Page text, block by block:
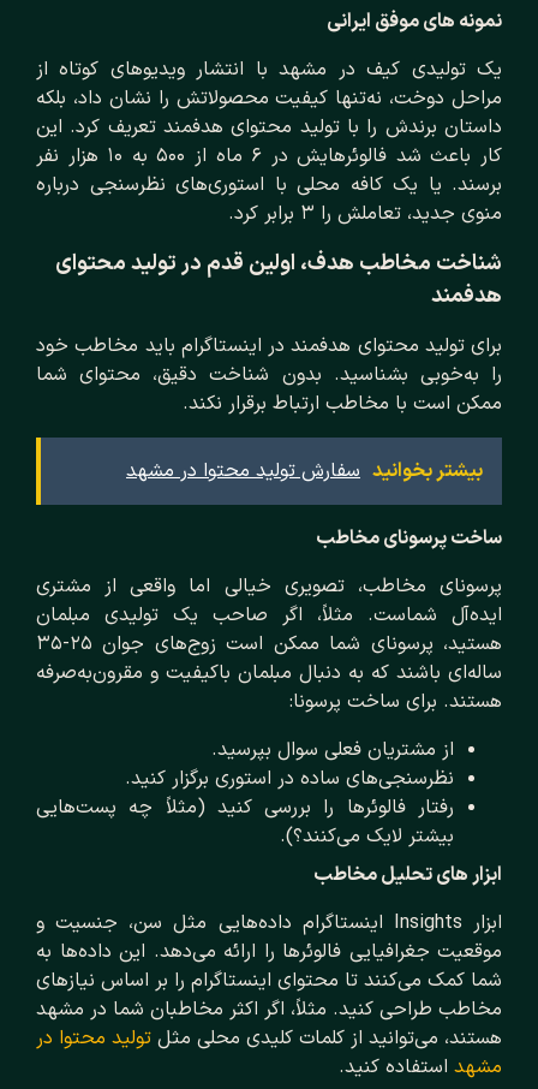
نمونه‌ های موفق ایرانی
یک تولیدی کیف در مشهد با انتشار ویدیوهای کوتاه از
مراحل دوخت، نه‌تنها کیفیت محصولاتش را نشان داد، بلکه
داستان برندش را با تولید محتوای هدفمند تعریف کرد. این
کار باعث شد فالوئرهایش در ۶ ماه از ۵۰۰ به ۱۰ هزار نفر
برسند. یا یک کافه محلی با استوری‌های نظرسنجی درباره
منوی جدید، تعاملش را ۳ برابر کرد.
شناخت مخاطب هدف، اولین قدم در تولید محتوای
هدفمند
برای تولید محتوای هدفمند در اینستاگرام باید مخاطب خود
را به‌خوبی بشناسید. بدون شناخت دقیق، محتوای شما
ممکن است با مخاطب ارتباط برقرار نکند.
بیشتر بخوانید سفارش تولید محتوا در مشهد
ساخت پرسونای مخاطب
پرسونای مخاطب، تصویری خیالی اما واقعی از مشتری
ایده‌آل شماست. مثلاً، اگر صاحب یک تولیدی مبلمان
هستید، پرسونای شما ممکن است زوج‌های جوان ۲۵-۳۵
ساله‌ای باشند که به دنبال مبلمان باکیفیت و مقرون‌به‌صرفه
هستند. برای ساخت پرسونا:
از مشتریان فعلی سوال بپرسید.
نظرسنجی‌های ساده در استوری برگزار کنید.
رفتار فالوئرها را بررسی کنید (مثلاً چه پست‌هایی
بیشتر لایک می‌کنند؟).
ابزار های تحلیل مخاطب
ابزار Insights اینستاگرام داده‌هایی مثل سن، جنسیت و
موقعیت جغرافیایی فالوئرها را ارائه می‌دهد. این داده‌ها به
شما کمک می‌کنند تا محتوای اینستاگرام را بر اساس نیازهای
مخاطب طراحی کنید. مثلاً، اگر اکثر مخاطبان شما در مشهد
هستند، می‌توانید از کلمات کلیدی محلی مثل تولید محتوا در
مشهد استفاده کنید.